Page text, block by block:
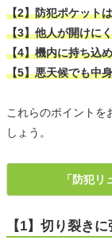
【2】防犯ポケット
【3】他人が開けに
【4】機内に持ち込
【5】悪天候でも中
これらのポイントを
しょう。
「防犯
【1】切り裂き